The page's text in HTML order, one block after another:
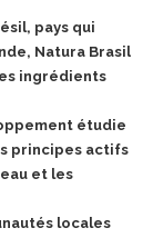
pays qui
Natura Brasil
ingrédients
étudie
principes actifs
et les
locales